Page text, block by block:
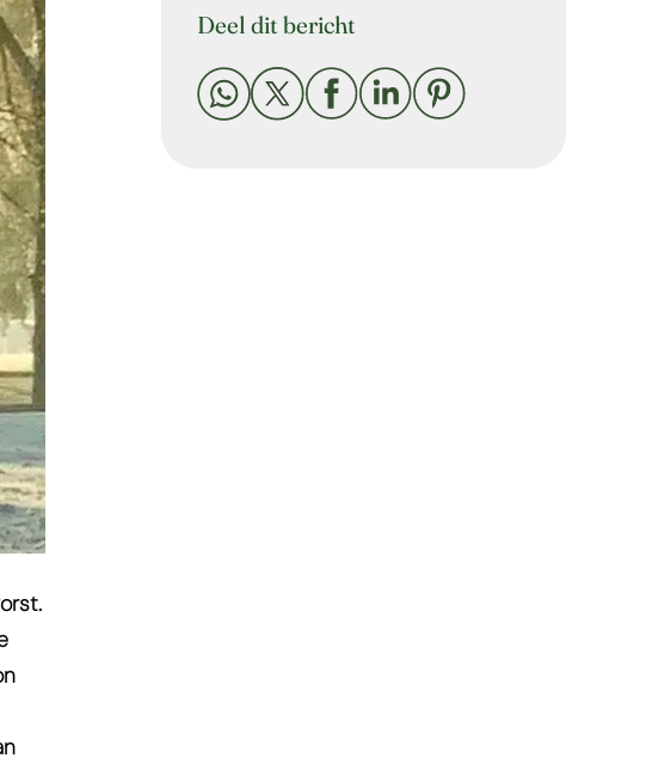
Deel dit bericht
    